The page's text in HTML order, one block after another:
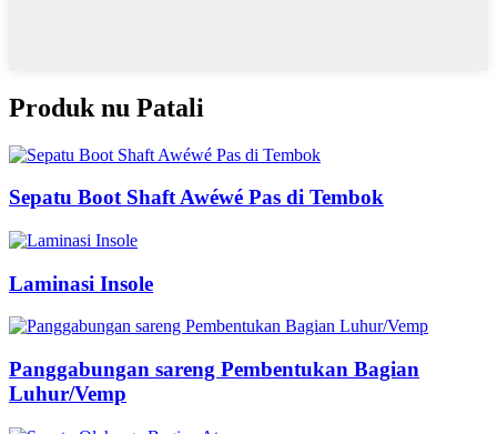
Produk nu Patali
Sepatu Boot Shaft Awéwé Pas di Tembok
Laminasi Insole
Panggabungan sareng Pembentukan Bagian
Luhur/Vemp